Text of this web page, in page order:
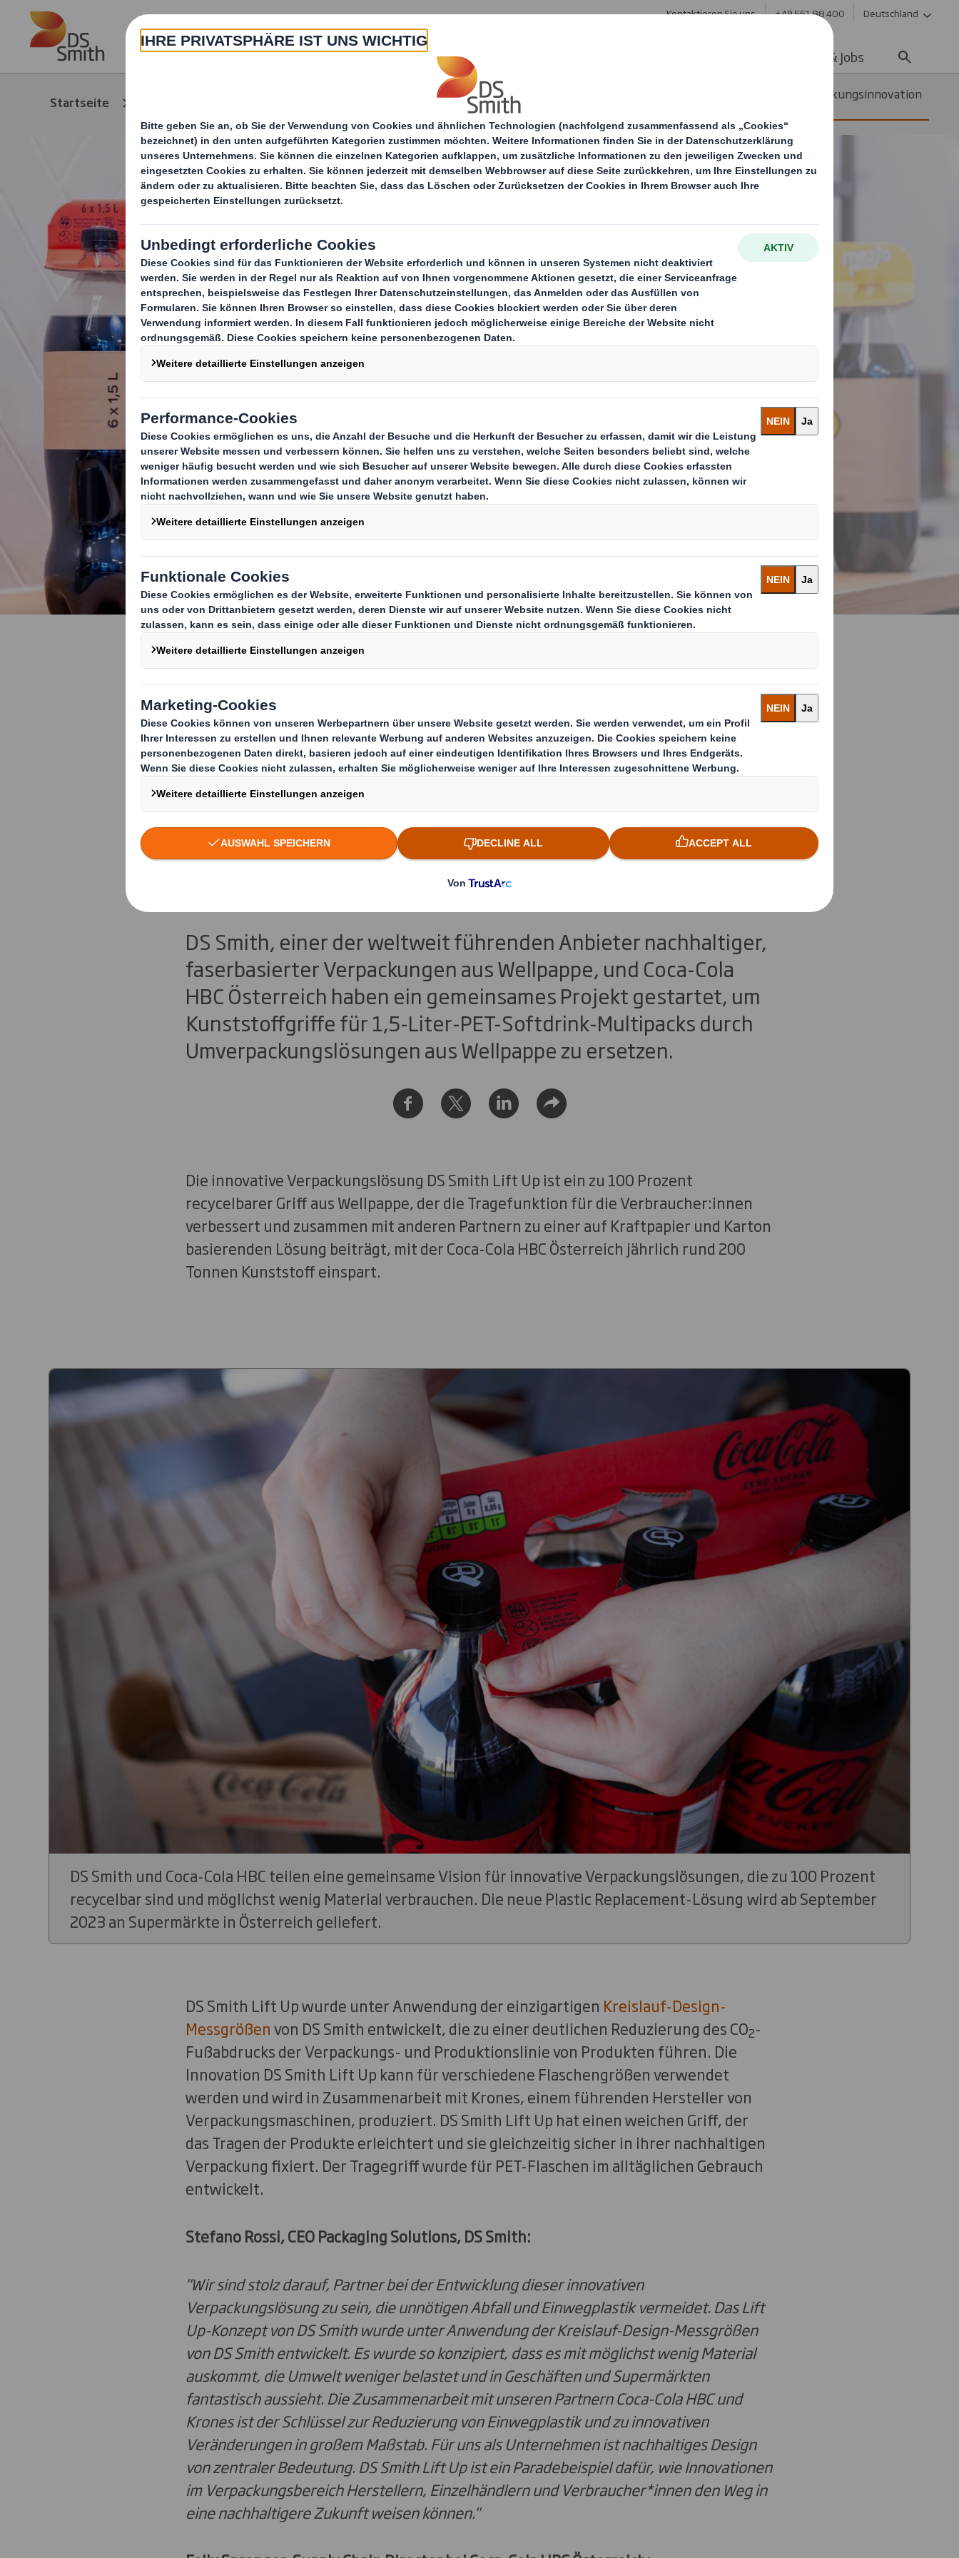
Skip to main content Kontaktieren Sie uns +49 661 88 400 Deutschland
Über Uns Produkte & Service Karriere & Jobs
Startseite
DS Smith und Coca-Cola ersetzen Kunststoffgriffe durch Wellpappe-Verpackungsinnovation
„Lift Up“
DS Smith und Coca-Cola ersetzen
Kunststoffgriffe durch Wellpappe-
Verpackungsinnovation „DS Smith Lift
Up“
DS Smith, einer der weltweit führenden Anbieter nachhaltiger,
faserbasierter Verpackungen aus Wellpappe, und Coca-Cola
HBC Österreich haben ein gemeinsames Projekt gestartet, um
Kunststoffgriffe für 1,5-Liter-PET-Softdrink-Multipacks durch
Umverpackungslösungen aus Wellpappe zu ersetzen.
Die innovative Verpackungslösung DS Smith Lift Up ist ein zu 100 Prozent
recycelbarer Griff aus Wellpappe, der die Tragefunktion für die Verbraucher:innen
verbessert und zusammen mit anderen Partnern zu einer auf Kraftpapier und Karton
basierenden Lösung beiträgt, mit der Coca-Cola HBC Österreich jährlich rund 200
Tonnen Kunststoff einspart.
DS Smith und Coca-Cola HBC teilen eine gemeinsame Vision für innovative Verpackungslösungen, die zu 100 Prozent
recycelbar sind und möglichst wenig Material verbrauchen. Die neue Plastic Replacement-Lösung wird ab September
2023 an Supermärkte in Österreich geliefert.
DS Smith Lift Up wurde unter Anwendung der einzigartigen Kreislauf-Design-
Messgrößenvon DS Smith entwickelt, die zu einer deutlichen Reduzierung des CO2-
Fußabdrucks der Verpackungs- und Produktionslinie von Produkten führen. Die
Innovation DS Smith Lift Up kann für verschiedene Flaschengrößen verwendet
werden und wird in Zusammenarbeit mit Krones, einem führenden Hersteller von
Verpackungsmaschinen, produziert. DS Smith Lift Up hat einen weichen Griff, der
das Tragen der Produkte erleichtert und sie gleichzeitig sicher in ihrer nachhaltigen
Verpackung fixiert. Der Tragegriff wurde für PET-Flaschen im alltäglichen Gebrauch
entwickelt.
Stefano Rossi, CEO Packaging Solutions, DS Smith:
"Wir sind stolz darauf, Partner bei der Entwicklung dieser innovativen
Verpackungslösung zu sein, die unnötigen Abfall und Einwegplastik vermeidet. Das Lift
Up-Konzept von DS Smith wurde unter Anwendung der Kreislauf-Design-Messgrößen
von DS Smith entwickelt. Es wurde so konzipiert, dass es mit möglichst wenig Material
auskommt, die Umwelt weniger belastet und in Geschäften und Supermärkten
fantastisch aussieht. Die Zusammenarbeit mit unseren Partnern Coca-Cola HBC und
Krones ist der Schlüssel zur Reduzierung von Einwegplastik und zu innovativen
Veränderungen in großem Maßstab. Für uns als Unternehmen ist nachhaltiges Design
von zentraler Bedeutung. DS Smith Lift Up ist ein Paradebeispiel dafür, wie Innovationen
im Verpackungsbereich Herstellern, Einzelhändlern und Verbraucher*innen den Weg in
eine nachhaltigere Zukunft weisen können."